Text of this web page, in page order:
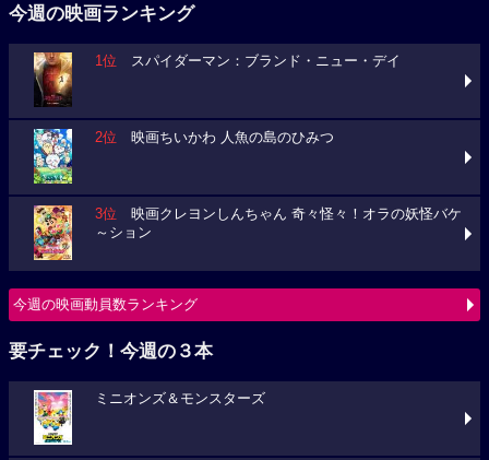
今週の映画ランキング
1位 スパイダーマン：ブランド・ニュー・デイ
2位 映画ちいかわ 人魚の島のひみつ
3位 映画クレヨンしんちゃん 奇々怪々！オラの妖怪バケ
～ション
今週の映画動員数ランキング
要チェック！今週の３本
ミニオンズ＆モンスターズ